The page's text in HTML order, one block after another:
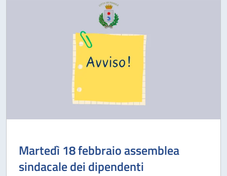
Martedì 18 febbraio assemblea
sindacale dei dipendenti